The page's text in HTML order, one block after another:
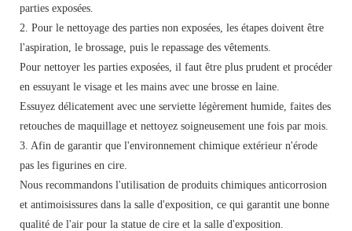
parties exposées.
2. Pour le nettoyage des parties non exposées, les étapes doivent être
l'aspiration, le brossage, puis le repassage des vêtements.
Pour nettoyer les parties exposées, il faut être plus prudent et procéder
en essuyant le visage et les mains avec une brosse en laine.
Essuyez délicatement avec une serviette légèrement humide, faites des
retouches de maquillage et nettoyez soigneusement une fois par mois.
3. Afin de garantir que l'environnement chimique extérieur n'érode
pas les figurines en cire.
Nous recommandons l'utilisation de produits chimiques anticorrosion
et antimoisissures dans la salle d'exposition, ce qui garantit une bonne
qualité de l'air pour la statue de cire et la salle d'exposition.